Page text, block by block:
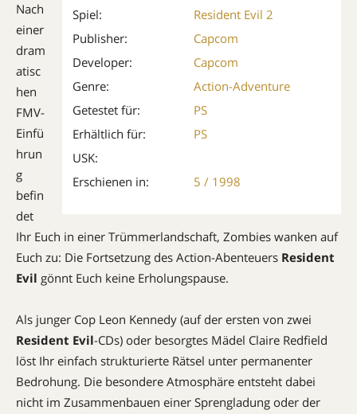
Spiel:
Resident Evil 2
Publisher:
Capcom
Developer:
Capcom
Genre:
Action-Adventure
Getestet für:
PS
Erhältlich für:
PS
USK:
Erschienen in:
5 / 1998
Nach
einer
dram
atisc
hen
FMV-
Einfü
hrun
g
befin
det
Ihr Euch in einer Trümmerlandschaft, Zombies wanken auf
Euch zu: Die Fortsetzung des Action-Abenteuers Resident
Evil gönnt Euch keine Erholungspause.
Als junger Cop Leon Kennedy (auf der ersten von zwei
Resident Evil-CDs) oder besorgtes Mädel Claire Redfield
löst Ihr einfach strukturierte Rätsel unter permanenter
Bedrohung. Die besondere Atmosphäre entsteht dabei
nicht im Zusammenbauen einer Sprengladung oder der